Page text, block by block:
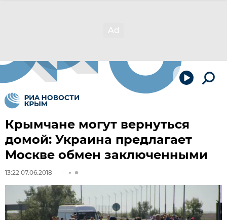
Крымчане могут вернуться
домой: Украина предлагает
Москве обмен заключенными
13:22 07.06.2018